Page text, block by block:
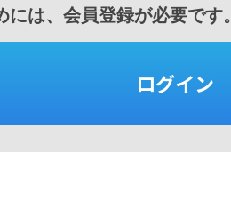
は、会員登録が必要です。
ログイン